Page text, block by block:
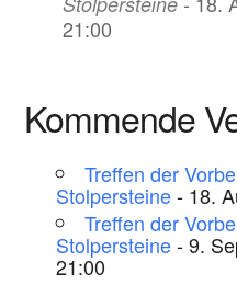
21:00
Kommende
Treffen der
Stolpersteine- 18.
Treffen der
Stolpersteine- 9.
21:00